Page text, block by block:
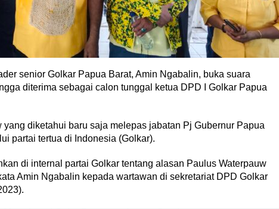
senior Golkar Papua Barat, Amin Ngabalin, buka suara
diterima sebagai calon tunggal ketua DPD I Golkar Papua
yang diketahui baru saja melepas jabatan Pj Gubernur Papua
partai tertua di Indonesia (Golkar).
di internal partai Golkar tentang alasan Paulus Waterpauw
Amin Ngabalin kepada wartawan di sekretariat DPD Golkar